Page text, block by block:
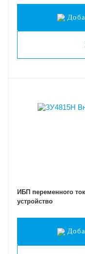
ИБП переменного
устройство